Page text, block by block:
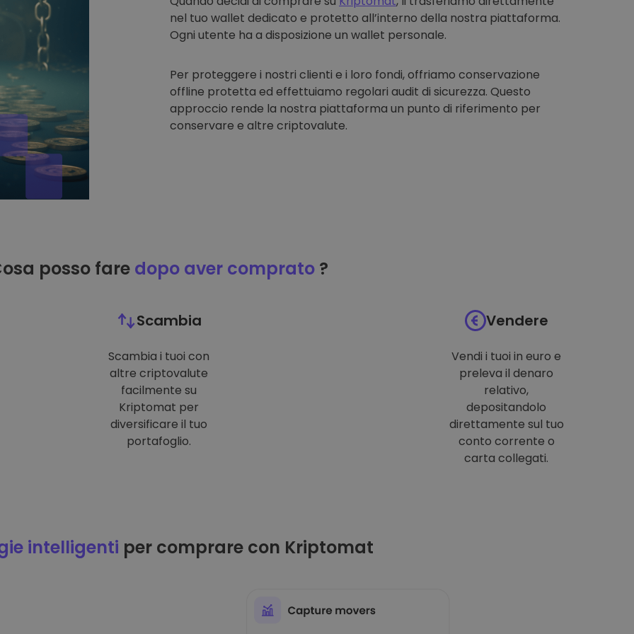
nel tuo wallet dedicato e protetto all’interno della nostra piattaforma.
Ogni utente ha a disposizione un wallet personale.
Per proteggere i nostri clienti e i loro fondi, offriamo conservazione
offline protetta ed effettuiamo regolari audit di sicurezza. Questo
approccio rende la nostra piattaforma un punto di riferimento per
conservare e altre criptovalute.
posso fare dopo aver comprato?
Scambia
Scambia i tuoi con
altre criptovalute
facilmente su
Kriptomat per
diversificare il tuo
portafoglio.
Vendere
Vendi i tuoi in euro e
preleva il denaro
relativo,
depositandolo
direttamente sul tuo
conto corrente o
carta collegati.
intelligenti per comprare con Kriptomat